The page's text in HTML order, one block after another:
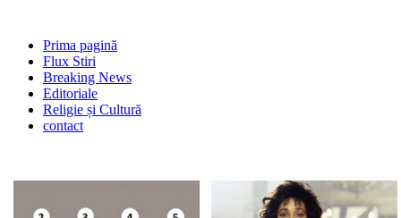
Prima pagină
Flux Stiri
Breaking News
Editoriale
Religie și Cultură
contact